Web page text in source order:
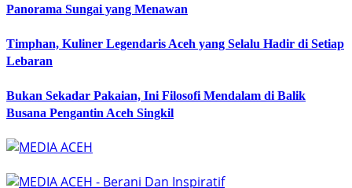
Panorama Sungai yang Menawan
Timphan, Kuliner Legendaris Aceh yang Selalu Hadir di Setiap
Lebaran
Bukan Sekadar Pakaian, Ini Filosofi Mendalam di Balik
Busana Pengantin Aceh Singkil